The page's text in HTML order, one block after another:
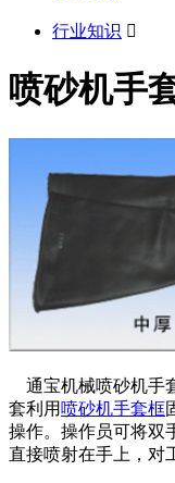
行业知识 
喷砂机手
通宝机械喷砂机手
套利用 喷砂机手套框
操作。操作员可将双
直接喷射在手上，对